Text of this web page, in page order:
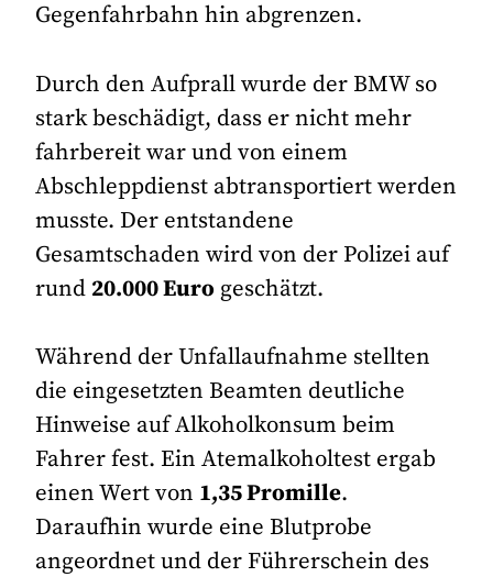
Gegenfahrbahn hin abgrenzen.
Durch den Aufprall wurde der BMW so
stark beschädigt, dass er nicht mehr
fahrbereit war und von einem
Abschleppdienst abtransportiert werden
musste. Der entstandene
Gesamtschaden wird von der Polizei auf
rund 20.000 Euro geschätzt.
Während der Unfallaufnahme stellten
die eingesetzten Beamten deutliche
Hinweise auf Alkoholkonsum beim
Fahrer fest. Ein Atemalkoholtest ergab
einen Wert von 1,35 Promille.
Daraufhin wurde eine Blutprobe
angeordnet und der Führerschein des